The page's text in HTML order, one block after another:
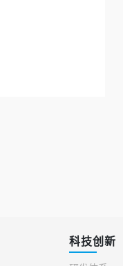
科技创新